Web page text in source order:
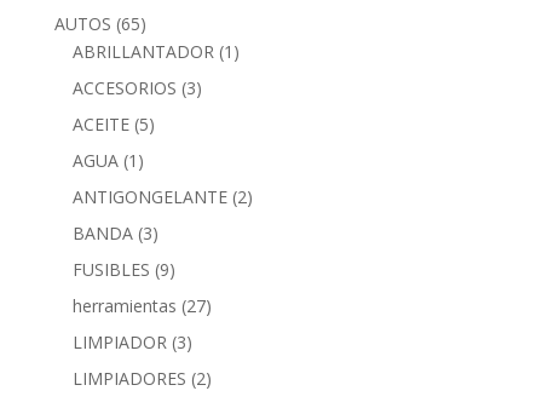
AUTOS (65)
ABRILLANTADOR (1)
ACCESORIOS (3)
ACEITE (5)
AGUA (1)
ANTIGONGELANTE (2)
BANDA (3)
FUSIBLES (9)
herramientas (27)
LIMPIADOR (3)
LIMPIADORES (2)